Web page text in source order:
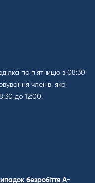
по п’ятницю з 08:30
членів, яка
до 12:00.
безробіття A-